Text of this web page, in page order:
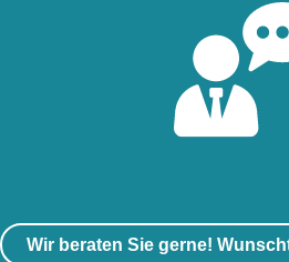
Wir beraten Sie gerne!